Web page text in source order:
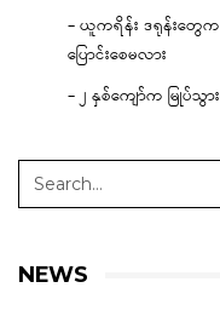
– ယူကရိန်း ဒရုန်းတွ
ပြောင်းစေမလား
– ၂ နှစ်ကျော်က မြုပ်သွ
NEWS